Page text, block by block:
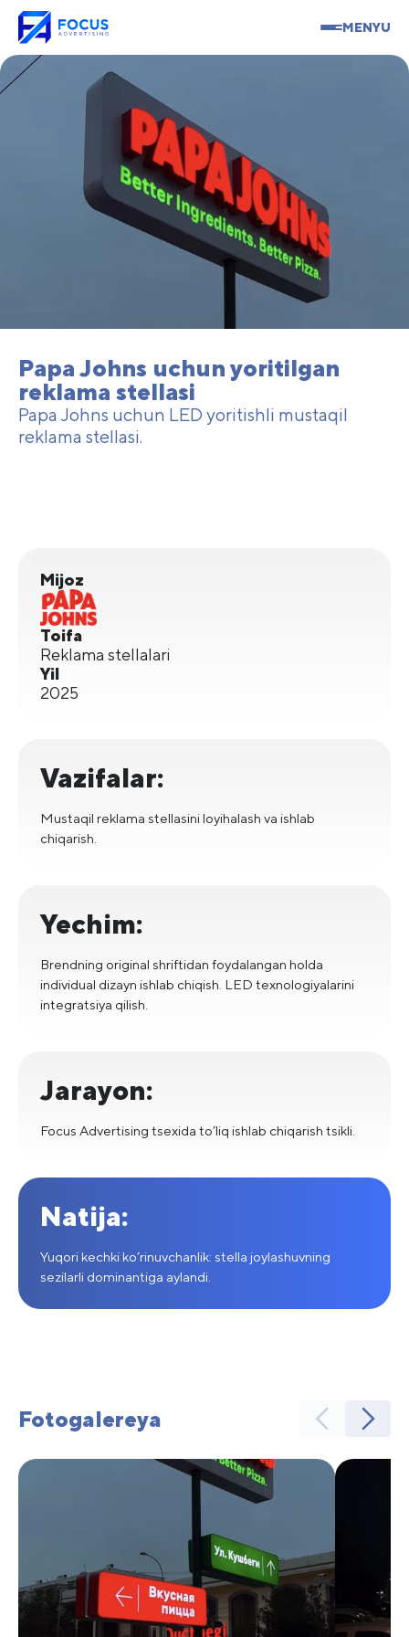
MENYU
Papa Johns uchun yoritilgan
reklama stellasi
Papa Johns uchun LED yoritishli mustaqil
reklama stellasi.
Mijoz
Toifa
Reklama stellalari
Yil
2025
Vazifalar:
Mustaqil reklama stellasini loyihalash va ishlab
chiqarish.
Yechim:
Brendning original shriftidan foydalangan holda
individual dizayn ishlab chiqish. LED texnologiyalarini
integratsiya qilish.
Jarayon:
Focus Advertising tsexida to’liq ishlab chiqarish tsikli.
Natija:
Yuqori kechki ko’rinuvchanlik: stella joylashuvning
sezilarli dominantiga aylandi.
Fotogalereya